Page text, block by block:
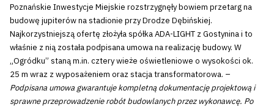
Poznańskie Inwestycje Miejskie rozstrzygnęły bowiem przetarg na
budowę jupiterów na stadionie przy Drodze Dębińskiej.
Najkorzystniejszą ofertę złożyła spółka ADA-LIGHT z Gostynina i to
właśnie z nią została podpisana umowa na realizację budowy. W
„Ogródku” staną m.in. cztery wieże oświetleniowe o wysokości ok.
25 m wraz z wyposażeniem oraz stacja transformatorowa. –
Podpisana umowa gwarantuje kompletną dokumentację projektową i
sprawne przeprowadzenie robót budowlanych przez wykonawcę. Po